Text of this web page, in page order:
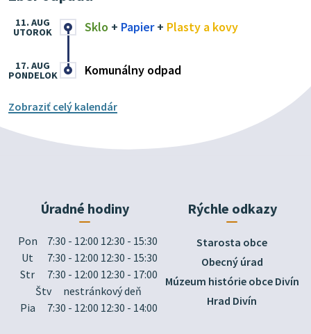
Sklo + Papier+ Plasty a kovy
11. AUG
UTOROK
Komunálny odpad
17. AUG
PONDELOK
Zobraziť celý kalendár
Úradné hodiny
Pon
7:30 - 12:00 12:30 - 15:30
Ut
7:30 - 12:00 12:30 - 15:30
Str
7:30 - 12:00 12:30 - 17:00
Štv
nestránkový deň
Pia
7:30 - 12:00 12:30 - 14:00
Rýchle odkazy
Starosta obce
Obecný úrad
Múzeum histórie obce Divín
Hrad Divín